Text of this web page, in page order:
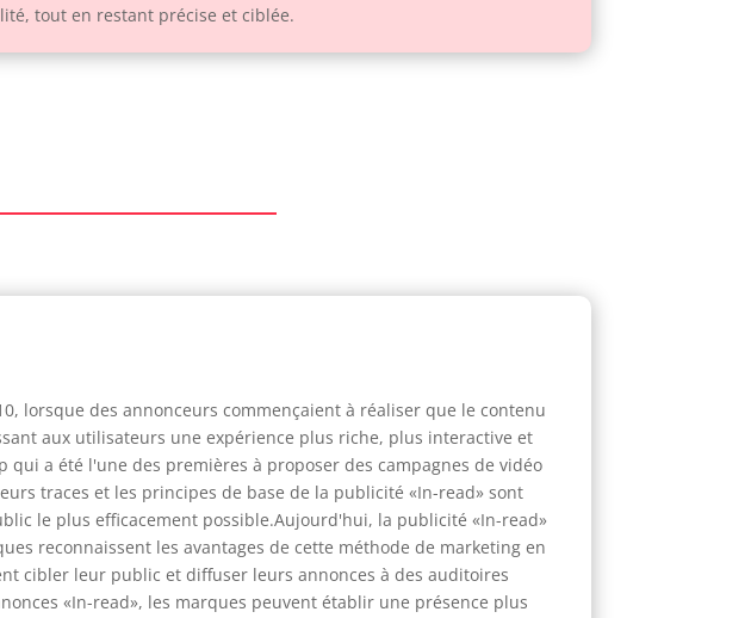
tout en restant précise et ciblée.
lorsque des annonceurs commençaient à réaliser que le contenu
aux utilisateurs une expérience plus riche, plus interactive et
a été l'une des premières à proposer des campagnes de vidéo
traces et les principes de base de la publicité «In-read» sont
le plus efficacement possible.Aujourd'hui, la publicité «In-read»
reconnaissent les avantages de cette méthode de marketing en
cibler leur public et diffuser leurs annonces à des auditoires
«In-read», les marques peuvent établir une présence plus